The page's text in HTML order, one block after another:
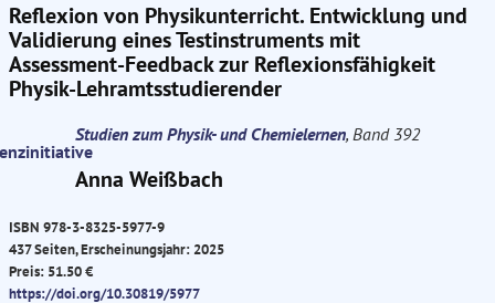
Reflexion von Physikunterricht. Entwicklung und
Validierung eines Testinstruments mit
Assessment-Feedback zur Reflexionsfähigkeit
Physik-Lehramtsstudierender
Studien zum Physik- und Chemielernen, Band 392
Anna Weißbach
ISBN 978-3-8325-5977-9
437 Seiten, Erscheinungsjahr: 2025
Preis: 51.50 €
https://doi.org/10.30819/5977